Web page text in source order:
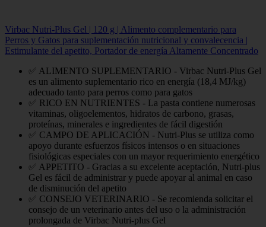
Virbac Nutri-Plus Gel | 120 g | Alimento complementario para
Perros y Gatos para suplementación nutricional y convalecencia |
Estimulante del apetito, Portador de energía Altamente Concentrado
✅ ALIMENTO SUPLEMENTARIO - Virbac Nutri-Plus Gel
es un alimento suplementario rico en energía (18,4 MJ/kg)
adecuado tanto para perros como para gatos
✅ RICO EN NUTRIENTES - La pasta contiene numerosas
vitaminas, oligoelementos, hidratos de carbono, grasas,
proteínas, minerales e ingredientes de fácil digestión
✅ CAMPO DE APLICACIÓN - Nutri-Plus se utiliza como
apoyo durante esfuerzos físicos intensos o en situaciones
fisiológicas especiales con un mayor requerimiento energético
✅ APPETITO - Gracias a su excelente aceptación, Nutri-plus
Gel es fácil de administrar y puede apoyar al animal en caso
de disminución del apetito
✅ CONSEJO VETERINARIO - Se recomienda solicitar el
consejo de un veterinario antes del uso o la administración
prolongada de Virbac Nutri-plus Gel